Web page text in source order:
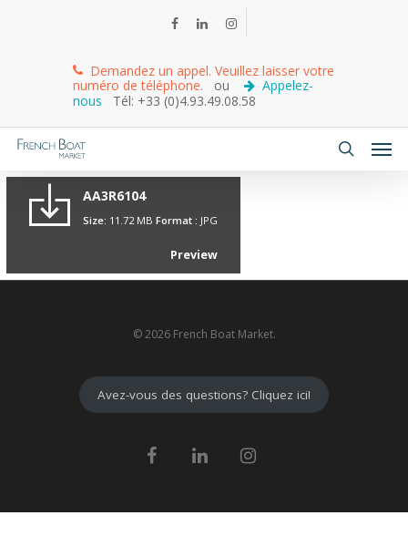
Demandez un appel. Veuillez laisser votre
numéro de téléphone. ou
Appelez-
nous
Tél: +33 (0)4.93.49.08.58
AA3R6104
Size: 11.72 MB Format : JPG
Preview
© 2026 French Boat Market.
Avez-vous des questions? Cliquez ici!